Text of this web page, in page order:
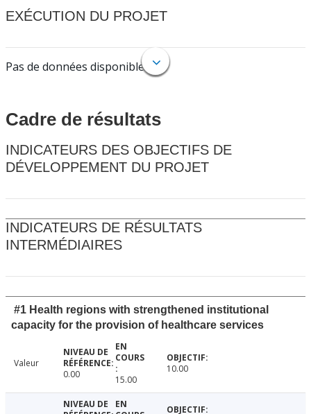
EXÉCUTION DU PROJET
Pas de données disponibles.
Cadre de résultats
INDICATEURS DES OBJECTIFS DE
DÉVELOPPEMENT DU PROJET
INDICATEURS DE RÉSULTATS
INTERMÉDIAIRES
#1 Health regions with strengthened institutional
capacity for the provision of healthcare services
Valeur
0.00
15.00
10.00